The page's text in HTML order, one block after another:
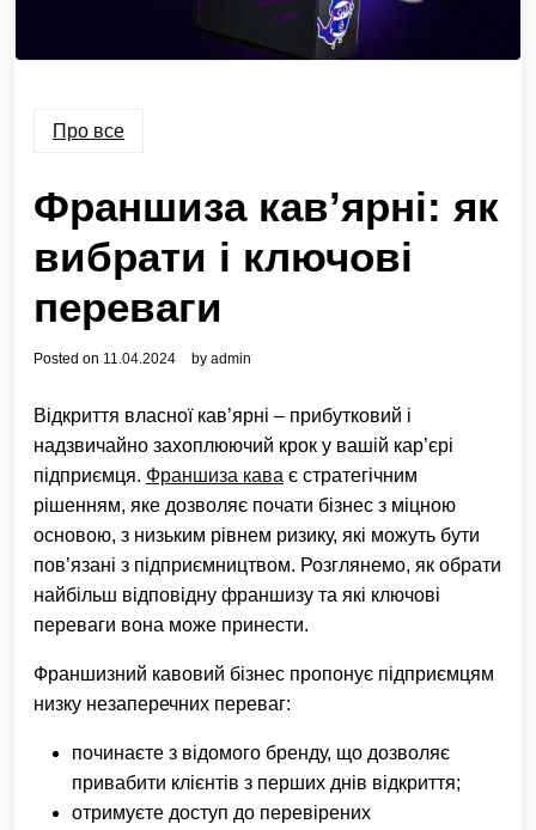
Про все
Франшиза кав’ярні: як
вибрати і ключові
переваги
Posted on 11.04.2024 by admin
Відкриття власної кав’ярні – прибутковий і
надзвичайно захоплюючий крок у вашій кар’єрі
підприємця. Франшиза кава є стратегічним
рішенням, яке дозволяє почати бізнес з міцною
основою, з низьким рівнем ризику, які можуть бути
пов’язані з підприємництвом. Розглянемо, як обрати
найбільш відповідну франшизу та які ключові
переваги вона може принести.
Франшизний кавовий бізнес пропонує підприємцям
низку незаперечних переваг:
починаєте з відомого бренду, що дозволяє
привабити клієнтів з перших днів відкриття;
отримуєте доступ до перевірених